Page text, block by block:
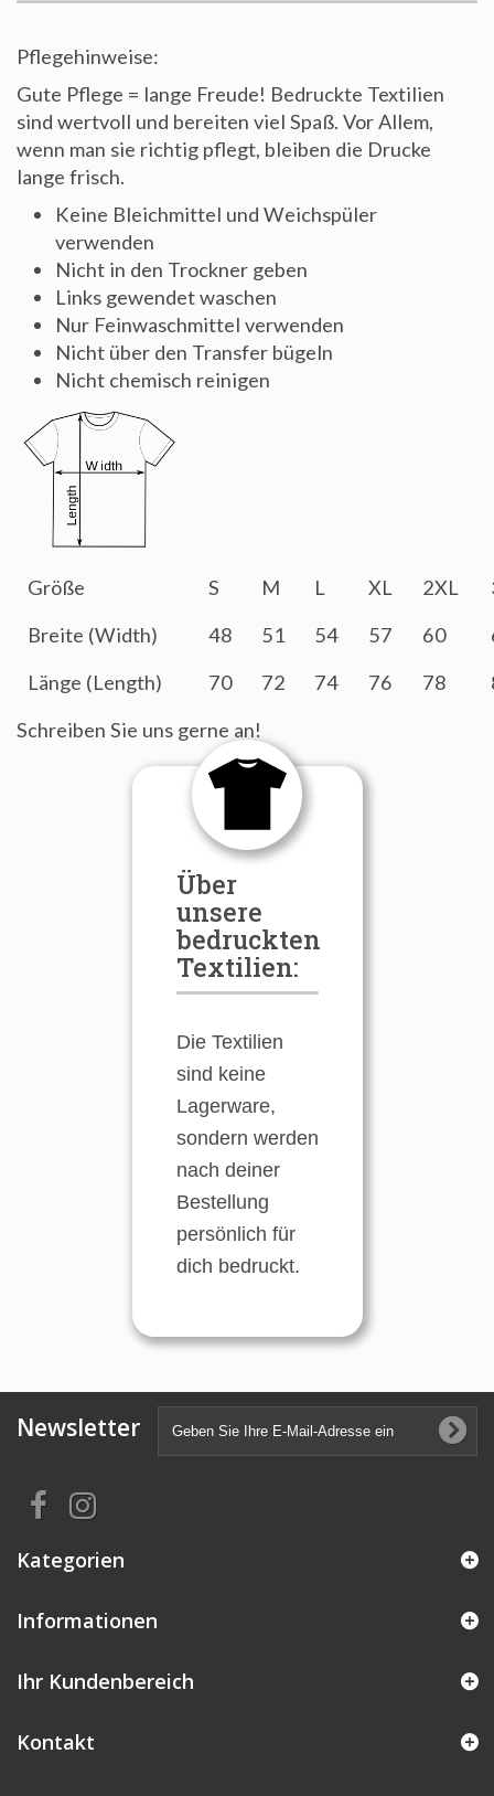
Pflegehinweise:
Gute Pflege = lange Freude! Bedruckte Textilien
sind wertvoll und bereiten viel Spaß. Vor Allem,
wenn man sie richtig pflegt, bleiben die Drucke
lange frisch.
Keine Bleichmittel und Weichspüler
verwenden
Nicht in den Trockner geben
Links gewendet waschen
Nur Feinwaschmittel verwenden
Nicht über den Transfer bügeln
Nicht chemisch reinigen
Größe S M L XL 2XL
Breite (Width)
48 51 54 57 60
Länge (Length)
70 72 74 76 78
Schreiben Sie uns gerne an!
Über
unsere
bedruckten
Textilien:
Die Textilien
sind keine
Lagerware,
sondern werden
nach deiner
Bestellung
persönlich für
dich bedruckt.
Newsletter
Kategorien
Informationen
Ihr Kundenbereich
Kontakt